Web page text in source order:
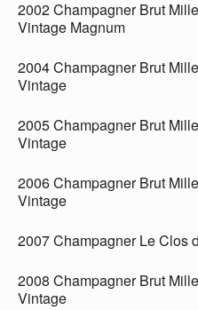
2002 Champagner Brut
Vintage Magnum
2004 Champagner Brut
Vintage
2005 Champagner Brut
Vintage
2006 Champagner Brut
Vintage
2007 Champagner Le Clos
2008 Champagner Brut
Vintage